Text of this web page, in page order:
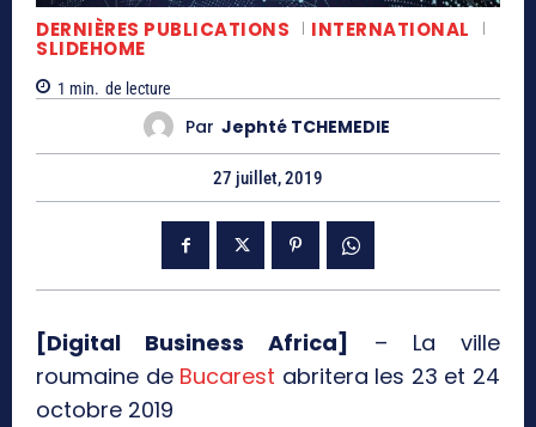
DERNIÈRES PUBLICATIONS INTERNATIONAL
SLIDEHOME
1 min. de lecture
Par Jephté TCHEMEDIE
27 juillet, 2019
[Digital Business Africa]
– La ville
roumaine de Bucarest abritera les 23 et 24
octobre 2019